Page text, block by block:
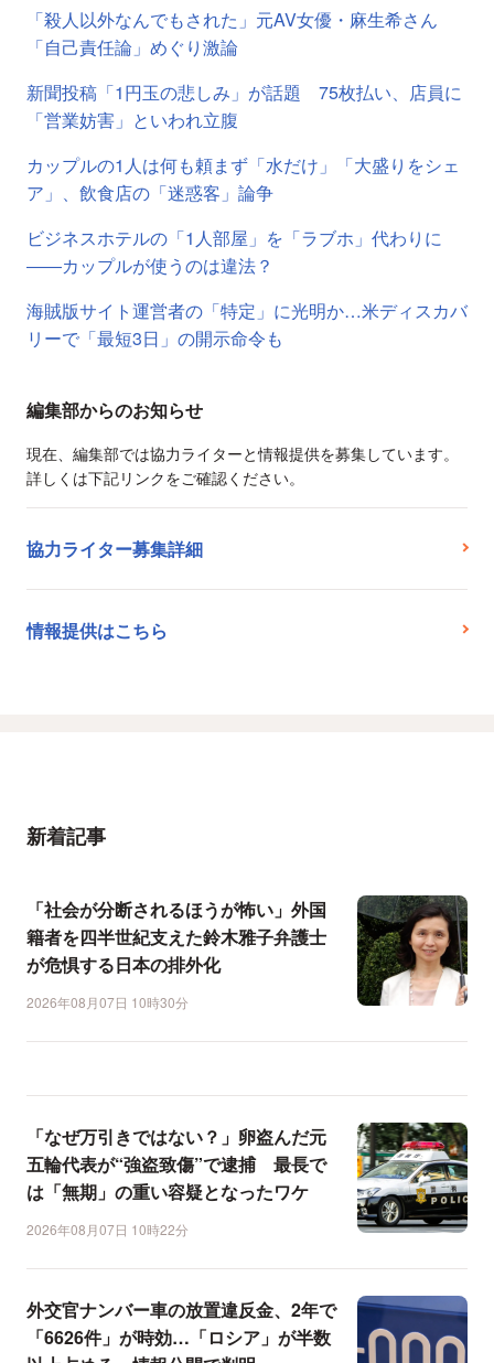
「殺人以外なんでもされた」元AV女優・麻生希さん
「自己責任論」めぐり激論
新聞投稿「1円玉の悲しみ」が話題 75枚払い、店員に
「営業妨害」といわれ立腹
カップルの1人は何も頼まず「水だけ」「大盛りをシェ
ア」、飲食店の「迷惑客」論争
ビジネスホテルの「1人部屋」を「ラブホ」代わりに
――カップルが使うのは違法？
海賊版サイト運営者の「特定」に光明か…米ディスカバ
リーで「最短3日」の開示命令も
編集部からのお知らせ
現在、編集部では協力ライターと情報提供を募集しています。
詳しくは下記リンクをご確認ください。
協力ライター募集詳細
情報提供はこちら
新着記事
「社会が分断されるほうが怖い」外国
籍者を四半世紀支えた鈴木雅子弁護士
が危惧する日本の排外化
2026年08月07日 10時30分
「なぜ万引きではない？」卵盗んだ元
五輪代表が“強盗致傷”で逮捕 最長で
は「無期」の重い容疑となったワケ
2026年08月07日 10時22分
外交官ナンバー車の放置違反金、2年で
「6626件」が時効…「ロシア」が半数